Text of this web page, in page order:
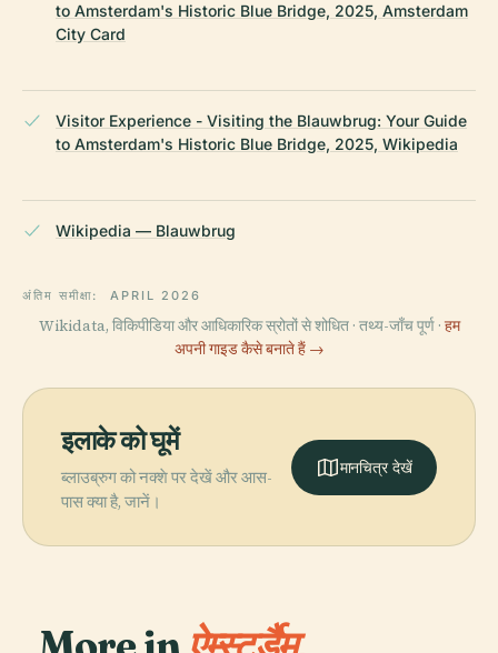
to Amsterdam's Historic Blue Bridge, 2025, Amsterdam
City Card
Visitor Experience - Visiting the Blauwbrug: Your Guide
to Amsterdam's Historic Blue Bridge, 2025, Wikipedia
Wikipedia — Blauwbrug
अंतिम समीक्षा: APRIL 2026
Wikidata, विकिपीडिया और आधिकारिक स्रोतों से शोधित · तथ्य-जाँच पूर्ण · हम
अपनी गाइड कैसे बनाते हैं →
इलाके को घूमें
ब्लाउब्रुग को नक्शे पर देखें और आस-
पास क्या है, जानें।
मानचित्र देखें